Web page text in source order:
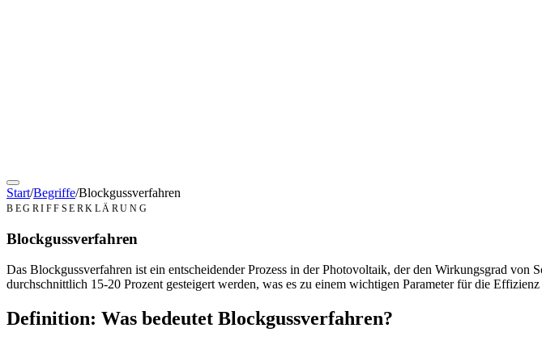
Start/Begriffe/Blockgussverfahren
BEGRIFFSERKLÄRUNG
Blockgussverfahren
Das Blockgussverfahren ist ein entscheidender Prozess in der Photovoltaik, der den Wirkungsgrad
durchschnittlich 15-20 Prozent gesteigert werden, was es zu einem wichtigen Parameter für die
Definition: Was bedeutet Blockgussverfahren?